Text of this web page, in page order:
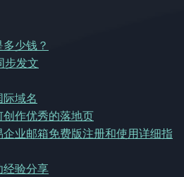
少钱？
步发文
域名
作优秀的落地页
业邮箱免费版注册和使用详细指
经验分享